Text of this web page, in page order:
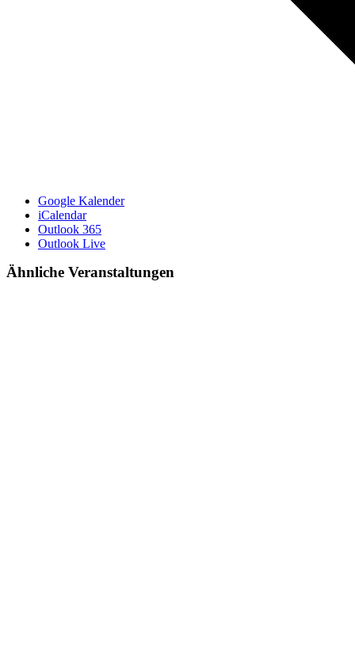
Google Kalender
iCalendar
Outlook 365
Outlook Live
Ähnliche Veranstaltungen